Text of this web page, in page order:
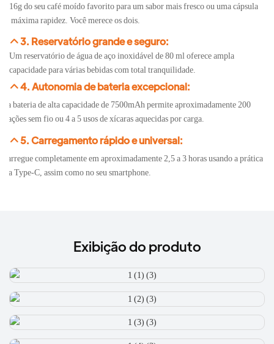
16g do seu café moído favorito para um sabor mais fresco ou uma cápsula
máxima rapidez. Você merece os dois.
3. Reservatório grande e seguro:
Um reservatório de água de aço inoxidável de 80 ml oferece ampla
capacidade para várias bebidas com total tranquilidade.
4. Autonomia de bateria excepcional:
bateria de alta capacidade de 7500mAh permite aproximadamente 200
sem fio ou 4 a 5 usos de xícaras aquecidas por carga.
5. Carregamento rápido e universal:
completamente em aproximadamente 2,5 a 3 horas usando a prática
Type-C, assim como no seu smartphone.
Exibição do produto